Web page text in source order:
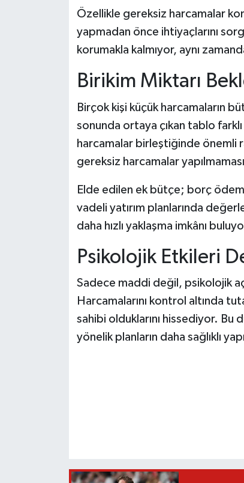
Özellikle gereksiz harcamalar
yapmadan önce ihtiyaçlarını
korumakla kalmıyor, aynı
Birikim Miktarı
Birçok kişi küçük harcamaların
sonunda ortaya çıkan tablo
harcamalar birleştiğinde önemli
gereksiz harcamalar
Elde edilen ek bütçe; borç
vadeli yatırım planlarında
daha hızlı yaklaşma imkânı
Psikolojik Etkileri
Sadece maddi değil, psikolojik
Harcamalarını kontrol altında
sahibi olduklarını hissediyor. Bu
yönelik planların daha sağlıklı